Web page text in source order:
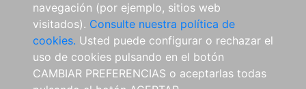
navegación (por ejemplo, sitios web
visitados). Consulte nuestra política de
cookies. Usted puede configurar o rechazar el
uso de cookies pulsando en el botón
CAMBIAR PREFERENCIAS o aceptarlas todas